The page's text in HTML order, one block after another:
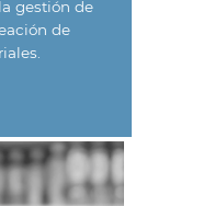
gestión de
de